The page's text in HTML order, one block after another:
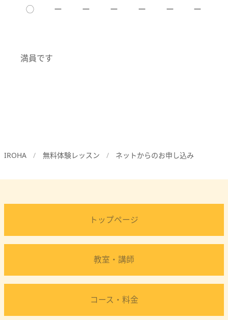
IROHA 無料体験レッスン ネットからのお申し込み
◯ ー ー ー ー ー ー
満員です
トップページ
教室・講師
コース・料金